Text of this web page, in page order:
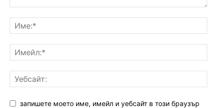
запишете моето име, имейл и уебсайт в този браузър